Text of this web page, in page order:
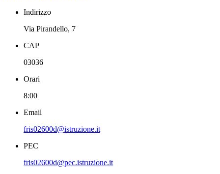
Indirizzo
Via Pirandello, 7
CAP
03036
Orari
8:00
Email
fris02600d@istruzione.it
PEC
fris02600d@pec.istruzione.it